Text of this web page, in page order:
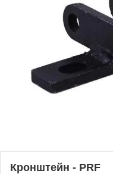
Кронштейн - PRF